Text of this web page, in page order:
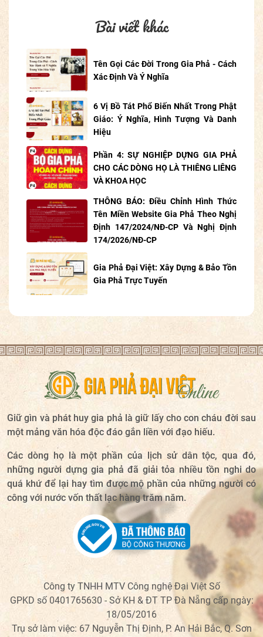
Bài viết khác
Tên Gọi Các Đời Trong Gia Phả - Cách
Xác Định Và Ý Nghĩa
6 Vị Bồ Tát Phổ Biến Nhất Trong Phật
Giáo: Ý Nghĩa, Hình Tượng Và Danh
Hiệu
Phần 4: SỰ NGHIỆP DỰNG GIA PHẢ
CHO CÁC DÒNG HỌ LÀ THIÊNG LIÊNG
VÀ KHOA HỌC
THÔNG BÁO: Điều Chỉnh Hình Thức
Tên Miền Website Gia Phả Theo Nghị
Định 147/2024/NĐ-CP Và Nghị Định
174/2026/NĐ-CP
Gia Phả Đại Việt: Xây Dựng & Bảo Tồn
Gia Phả Trực Tuyến
Giữ gìn và phát huy gia phả là giữ lấy cho con cháu đời sau
một mảng văn hóa độc đáo gắn liền với đạo hiếu.
Các dòng họ là một phần của lịch sử dân tộc, qua đó,
những người dựng gia phả đã giải tỏa nhiều tồn nghi do
quá khứ để lại hay tìm được mộ phần của những người có
công với nước vốn thất lạc hàng trăm năm.
Công ty TNHH MTV Công nghệ Đại Việt Số
GPKD số 0401765630 - Sở KH & ĐT TP Đà Nẵng cấp ngày:
18/05/2016
Trụ sở làm việc: 67 Nguyễn Thị Định, P. An Hải Bắc, Q. Sơn